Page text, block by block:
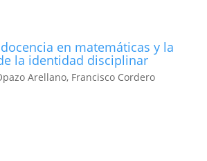
en matemáticas y la
la identidad disciplinar
Arellano, Francisco Cordero